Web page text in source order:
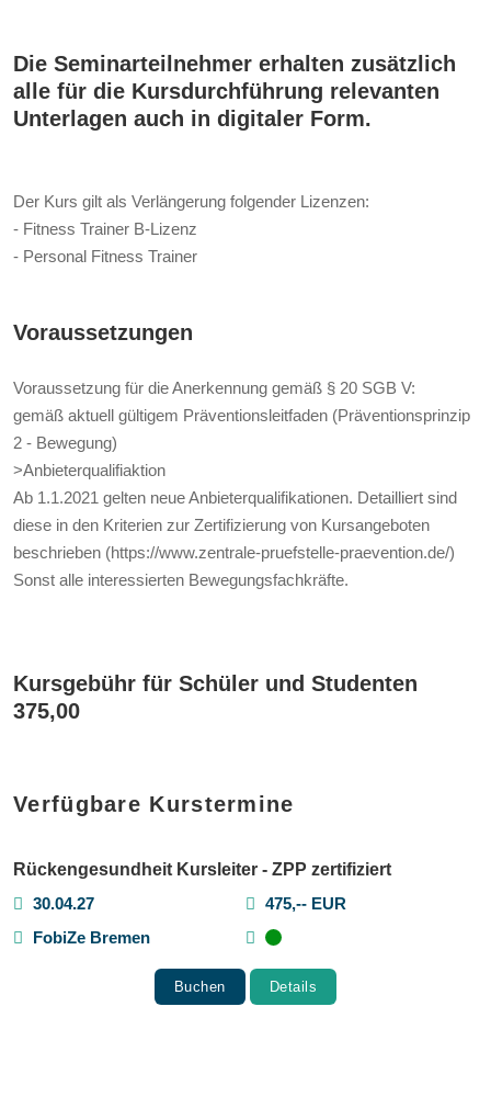
Die Seminarteilnehmer erhalten zusätzlich
alle für die Kursdurchführung relevanten
Unterlagen auch in digitaler Form.
Der Kurs gilt als Verlängerung folgender Lizenzen:
- Fitness Trainer B-Lizenz
- Personal Fitness Trainer
Voraussetzungen
Voraussetzung für die Anerkennung gemäß § 20 SGB V:
gemäß aktuell gültigem Präventionsleitfaden (Präventionsprinzip
2 - Bewegung)
>Anbieterqualifiaktion
Ab 1.1.2021 gelten neue Anbieterqualifikationen. Detailliert sind
diese in den Kriterien zur Zertifizierung von Kursangeboten
beschrieben (https://www.zentrale-pruefstelle-praevention.de/)
Sonst alle interessierten Bewegungsfachkräfte.
Kursgebühr für Schüler und Studenten
375,00
Verfügbare Kurstermine
Rückengesundheit Kursleiter - ZPP zertifiziert
30.04.27
475,-- EUR
FobiZe Bremen
Buchen Details